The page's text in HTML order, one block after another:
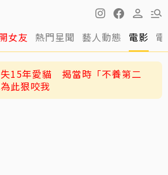
女友 熱門星聞 藝人動態 電影
15年愛貓 揭當時「不養第二
此狠咬我